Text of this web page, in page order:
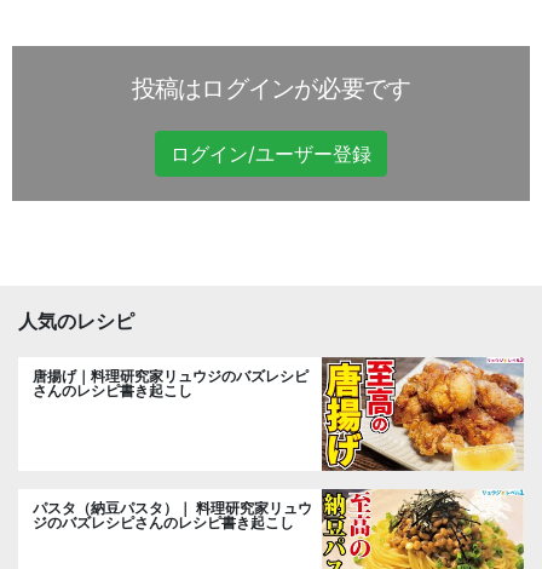
投稿はログインが必要です
ログイン/ユーザー登録
人気のレシピ
唐揚げ｜料理研究家リュウジのバズレシピ
さんのレシピ書き起こし
パスタ（納豆パスタ）｜ 料理研究家リュウ
ジのバズレシピさんのレシピ書き起こし